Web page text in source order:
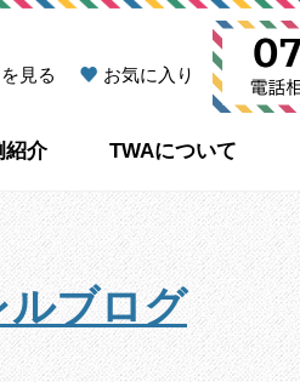
見る お気に入り
紹介 TWAについて
ルブログ